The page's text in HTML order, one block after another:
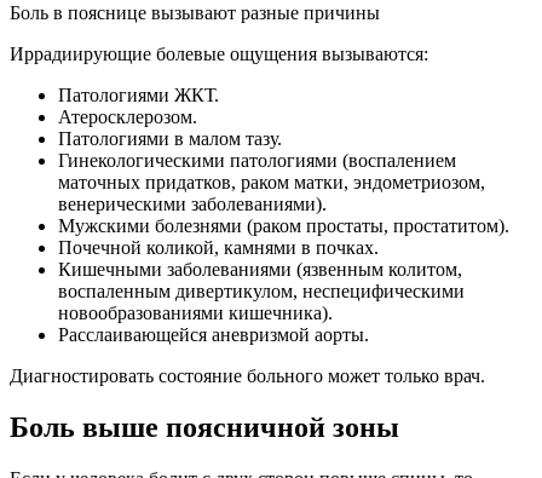
Боль в пояснице вызывают разные причины
Иррадиирующие болевые ощущения вызываются:
Патологиями ЖКТ.
Атеросклерозом.
Патологиями в малом тазу.
Гинекологическими патологиями (воспалением
маточных придатков, раком матки, эндометриозом,
венерическими заболеваниями).
Мужскими болезнями (раком простаты, простатитом).
Почечной коликой, камнями в почках.
Кишечными заболеваниями (язвенным колитом,
воспаленным дивертикулом, неспецифическими
новообразованиями кишечника).
Расслаивающейся аневризмой аорты.
Диагностировать состояние больного может только врач.
Боль выше поясничной зоны